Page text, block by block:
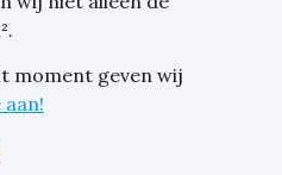
moment geven wij